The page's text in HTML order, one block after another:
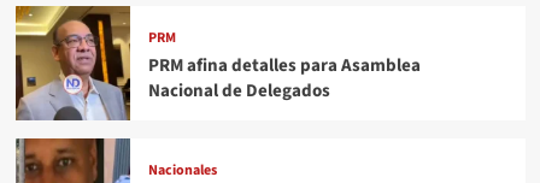
PRM
PRM afina detalles para Asamblea
Nacional de Delegados
Nacionales